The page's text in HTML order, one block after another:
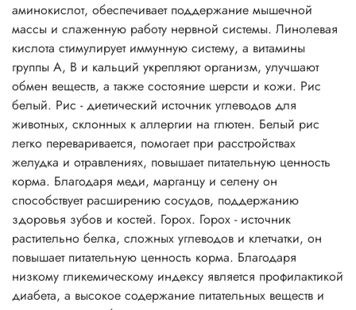
аминокислот, обеспечивает поддержание мышечной
массы и слаженную работу нервной системы. Линолевая
кислота стимулирует иммунную систему, а витамины
группы А, В и кальций укрепляют организм, улучшают
обмен веществ, а также состояние шерсти и кожи. Рис
белый. Рис - диетический источник углеводов для
животных, склонных к аллергии на глютен. Белый рис
легко переваривается, помогает при расстройствах
желудка и отравлениях, повышает питательную ценность
корма. Благодаря меди, марганцу и селену он
способствует расширению сосудов, поддержанию
здоровья зубов и костей. Горох. Горох - источник
растительно белка, сложных углеводов и клетчатки, он
повышает питательную ценность корма. Благодаря
низкому гликемическому индексу является профилактикой
диабета, а высокое содержание питательных веществ и